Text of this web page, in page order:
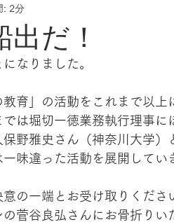
だ！
: 2分
なりました。
育」の活動をこれまで以上
は堀切一徳業務執行理事に
野雅史さん（神奈川大学）
味違った活動を展開してい
の一端とお受け取りくださ
菅谷良弘さんにお骨折りい